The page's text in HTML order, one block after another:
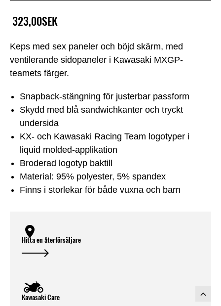
Keps med sex paneler och böjd skärm, med
ventilerande sidopaneler i Kawasaki MXGP-
teamets färger.
Snapback-stängning för justerbar passform
Skydd med blå sandwichkanter och tryckt
undersida
KX- och Kawasaki Racing Team logotyper i
liquid molded-applikation
Broderad logotyp baktill
Material: 95% polyester, 5% spandex
Finns i storlekar för både vuxna och barn
323,00SEK
Hitta en återförsäljare
Kawasaki Care